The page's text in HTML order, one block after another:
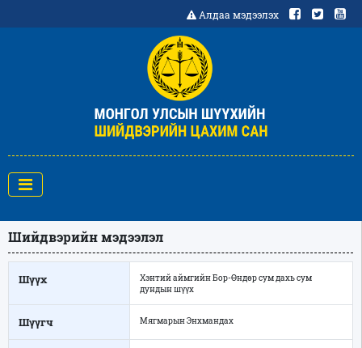
Алдаа мэдээлэх
Шийдвэрийн мэдээлэл
Шүүх
Хэнтий аймгийн Бор-Өндөр сум дахь сум
дундын шүүх
Шүүгч Мягмарын Энхмандах